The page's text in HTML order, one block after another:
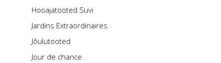
Hooajatooted Suvi
Jardins Extraordinaires
Jõulutooted
Jour de chance